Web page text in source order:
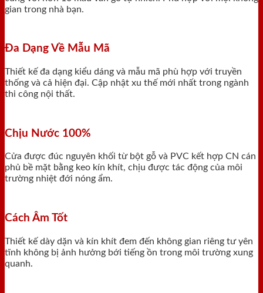
gian trong nhà bạn.
Đa Dạng Về Mẫu Mã
Thiết kế đa dạng kiểu dáng và mẫu mã phù hợp với truyền
thống và cả hiện đại. Cập nhật xu thế mới nhất trong ngành
thi công nội thất.
Chịu Nước 100%
Cửa được đúc nguyên khối từ bột gỗ và PVC kết hợp CN cán
phủ bề mặt bằng keo kín khít, chịu được tác động của môi
trường nhiệt đới nóng ẩm.
Cách Âm Tốt
Thiết kế dày dặn và kín khít đem đến không gian riêng tư yên
tĩnh không bị ảnh hưởng bới tiếng ồn trong môi trường xung
quanh.